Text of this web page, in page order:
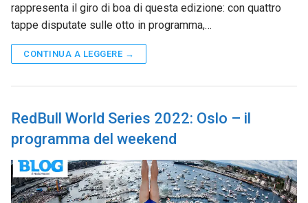
rappresenta il giro di boa di questa edizione: con quattro
tappe disputate sulle otto in programma,…
CONTINUA A LEGGERE →
RedBull World Series 2022: Oslo – il
programma del weekend